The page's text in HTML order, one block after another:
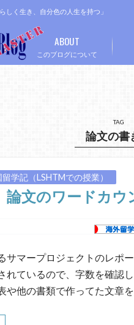
しく生き、自分色の人生を持つ」
このブログについて
ABOUT
TAG
論文の書
学記（LSHTMでの授業）
論文のワードカウ
サマープロジェクトのレポ
れているので、字数を確認
や他の書類で作ってた文章